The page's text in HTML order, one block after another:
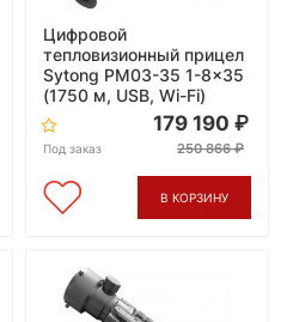
Цифровой
тепловизионный прицел
Sytong PM03-35 1-8x35
(1750 м, USB, Wi-Fi)
Под заказ
179 190
250 866
В КОРЗИНУ